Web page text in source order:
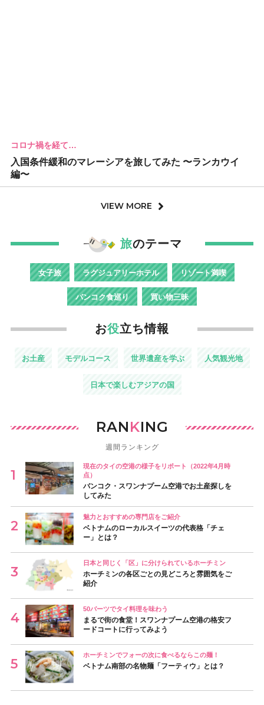
コロナ禍を経て…
入国条件緩和のマレーシアを旅してみた 〜ランカウイ
編〜
VIEW MORE
旅のテーマ
女子旅 ラグジュアリーホテル リゾート満喫
バンコク食巡り 買い物三昧
お役立ち情報
お土産 モデルコース 世界遺産を学ぶ 人気観光地
日本で楽しむアジアの国
RANKING
週間ランキング
現在のタイの空港の様子をリポート（2022年4月時
点）
バンコク・スワンナプーム空港でお土産探しを
してみた
魅力とおすすめの専門店をご紹介
ベトナムのローカルスイーツの代表格「チェ
ー」とは？
日本と同じく「区」に分けられているホーチミン
ホーチミンの各区ごとの見どころと雰囲気をご
紹介
50バーツでタイ料理を味わう
まるで街の食堂！スワンナプーム空港の格安フ
ードコートに行ってみよう
ホーチミンでフォーの次に食べるならこの麺！
ベトナム南部の名物麺「フーティウ」とは？